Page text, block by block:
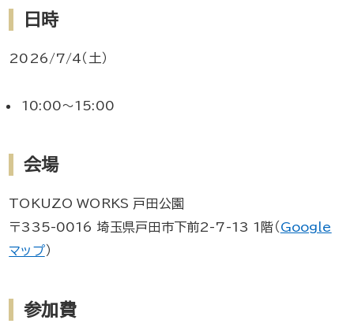
日時
2026/7/4（土）
10:00～15:00
会場
TOKUZO WORKS 戸田公園
〒335-0016 埼玉県戸田市下前2-7-13 1階（ Google
マップ）
参加費